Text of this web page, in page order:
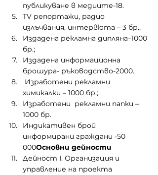
публикуване в медиите-18.
TV репортажи, радио
излъчвания, интервюта – 3 бр.,
Издадена рекламна дипляна–1000
бр.;
Издадена информационна
брошура- ръководство-2000.
Изработени рекламни
химикалки – 1000 бр.;
Изработени  рекламни папки –
1000 бр.
Индикативен брой
информирани граждани -50
000Основни дейности
Дейност І. Организация и
управление на проекта